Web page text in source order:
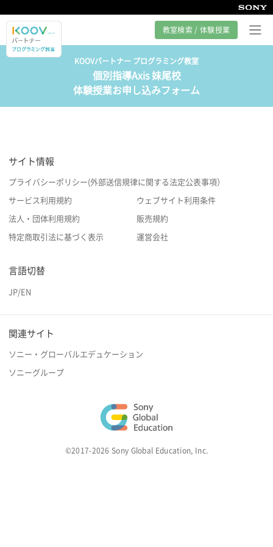
教室検索 / 体験授業
プログラミング教室とは
カリキュラム紹介
サポート
KOOVパートナー プログラミング教室
個別指導Axis 妹尾校
体験授業お申し込みフォーム
サイト情報
プライバシーポリシー(外部送信規律に関する法定公表事項）
サービス利用規約 ウェブサイト利用条件
法人・団体利用規約 販売規約
特定商取引法に基づく表示 運営会社
言語切替
JP/EN
関連サイト
ソニー・グローバルエデュケーション
ソニーグループ
©2017-2026 Sony Global Education, Inc.